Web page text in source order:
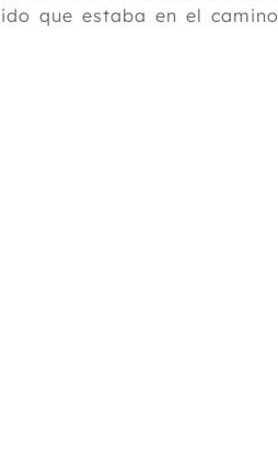
que estaba en el camino